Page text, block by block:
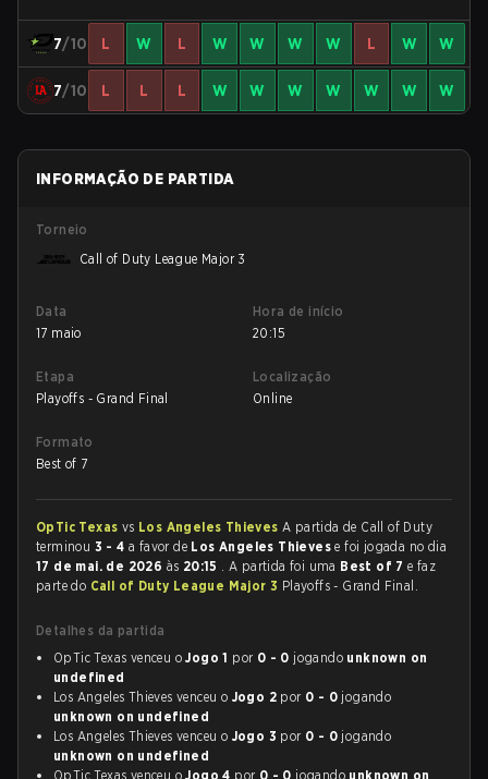
7/10 L W L W W W W L W W
7/10 L L L W W W W W W W
INFORMAÇÃO DE PARTIDA
Torneio
Call of Duty League Major 3
Data
17 maio
Hora de início
20:15
Etapa
Playoffs - Grand Final
Localização
Online
Formato
Best of 7
OpTic Texas vs Los Angeles ThievesA partida de Call of Duty
terminou 3 - 4 a favor de Los Angeles Thievese foi jogada no dia
17 de mai. de 2026 às 20:15 . A partida foi uma Best of 7e faz
parte do Call of Duty League Major 3 Playoffs - Grand Final.
Detalhes da partida
OpTic Texas venceu oJogo 1 por 0 - 0 jogando unknown on
undefined
Los Angeles Thieves venceu o Jogo 2 por 0 - 0 jogando
unknown on undefined
Los Angeles Thieves venceu o Jogo 3 por 0 - 0 jogando
unknown on undefined
OpTic Texas venceu oJogo 4 por 0 - 0 jogando unknown on